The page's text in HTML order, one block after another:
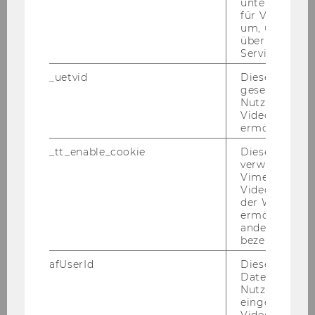
Erfolgsgeschichte mit Perspektive
STUDIUM
für Vimeo
um, um
über die
Service zu
_uetvid
Dieses
gesetzt, um
Nutzung des
Videoplayers
ermöglichen
_tt_enable_cookie
Dieses
verwendet,
Vimeo-
der WU-
ermöglichen
andere nicht
bezeichnete
afUserId
Dieses
Daten von